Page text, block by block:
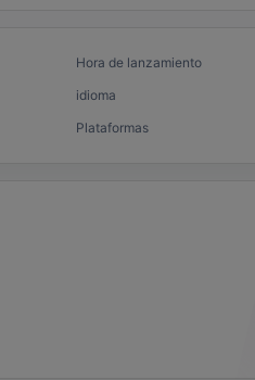
Hora de lanzamiento
idioma
Plataformas